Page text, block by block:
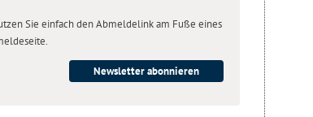
Sie einfach den Abmeldelink am Fuße eines